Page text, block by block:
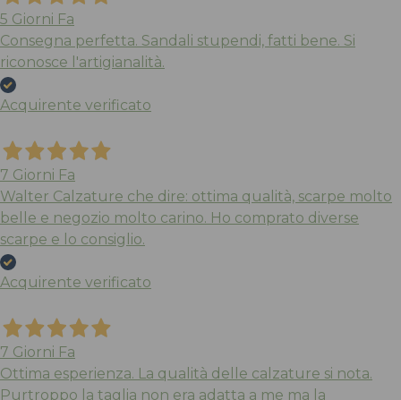
5 Giorni Fa
Consegna perfetta. Sandali stupendi, fatti bene. Si
riconosce l'artigianalità.
Acquirente verificato
7 Giorni Fa
Walter Calzature che dire: ottima qualità, scarpe molto
belle e negozio molto carino. Ho comprato diverse
scarpe e lo consiglio.
Acquirente verificato
7 Giorni Fa
Ottima esperienza. La qualità delle calzature si nota.
Purtroppo la taglia non era adatta a me ma la